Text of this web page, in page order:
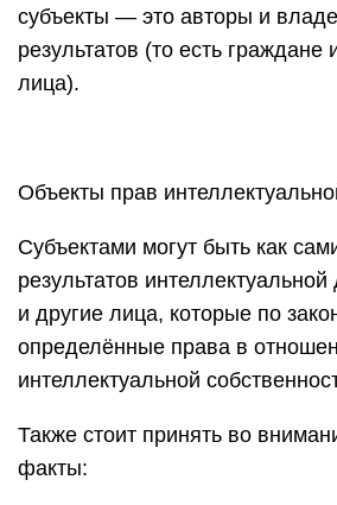
субъекты — это авторы и
результатов (то есть граждане
лица).
Объекты прав
Субъектами могут быть как
результатов интеллектуальной
и другие лица, которые по
определённые права в
интеллектуальной
Также стоит принять во
факты: